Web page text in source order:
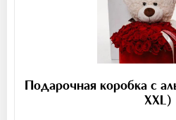
Подарочная коробка с
XXL)